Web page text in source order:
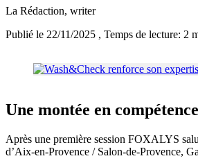
La Rédaction, writer
Publié le 22/11/2025 , Temps de lecture: 2
Une montée en
Après une première session FOXALYS
d’Aix-en-Provence / Salon-de-Provence,